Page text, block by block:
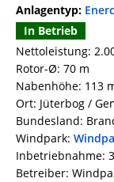
Anlagentyp:
In Betrieb
Nettoleistung:
Rotor-Ø: 70 m
Nabenhöhe: 113
Ort: Jüterbog /
Bundesland:
Windpark:
Inbetriebnahme:
Betreiber: